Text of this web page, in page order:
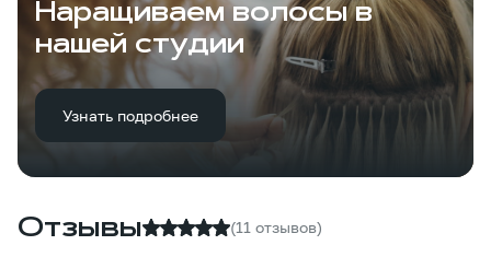
Наращиваем волосы в
нашей студии
Узнать подробнее
Отзывы (11 отзывов)